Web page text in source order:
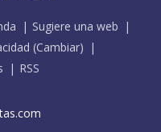
Sugiere una web
(Cambiar)
RSS